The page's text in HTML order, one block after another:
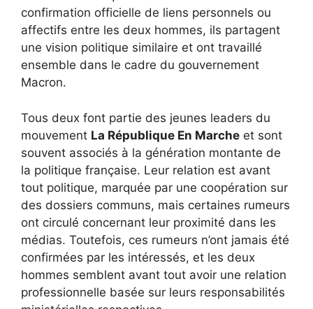
confirmation officielle de liens personnels ou
affectifs entre les deux hommes, ils partagent
une vision politique similaire et ont travaillé
ensemble dans le cadre du gouvernement
Macron.
Tous deux font partie des jeunes leaders du
mouvement La République En Marche et sont
souvent associés à la génération montante de
la politique française. Leur relation est avant
tout politique, marquée par une coopération sur
des dossiers communs, mais certaines rumeurs
ont circulé concernant leur proximité dans les
médias. Toutefois, ces rumeurs n’ont jamais été
confirmées par les intéressés, et les deux
hommes semblent avant tout avoir une relation
professionnelle basée sur leurs responsabilités